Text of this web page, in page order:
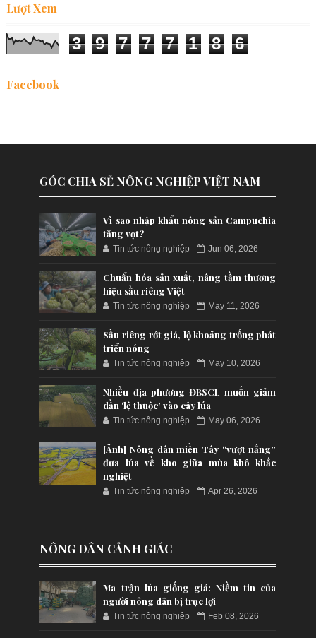
Lượt Xem
3 9 7 7 7 1 8 6
Facebook
GÓC CHIA SẺ NÔNG NGHIỆP VIỆT NAM
Vì sao nhập khẩu nông sản Campuchia
tăng vọt?
Tin tức nông nghiệp Jun 06, 2026
Chuẩn hóa sản xuất, nâng tầm thương
hiệu sầu riêng Việt
Tin tức nông nghiệp May 11, 2026
Sầu riêng rớt giá, lộ khoảng trống phát
triển nóng
Tin tức nông nghiệp May 10, 2026
Nhiều địa phương ĐBSCL muốn giảm
dần ‘lệ thuộc’ vào cây lúa
Tin tức nông nghiệp May 06, 2026
[Ảnh] Nông dân miền Tây “vượt nắng”
đưa lúa về kho giữa mùa khô khắc
nghiệt
Tin tức nông nghiệp Apr 26, 2026
NÔNG DÂN CẢNH GIÁC
Ma trận lúa giống giả: Niềm tin của
người nông dân bị trục lợi
Tin tức nông nghiệp Feb 08, 2026